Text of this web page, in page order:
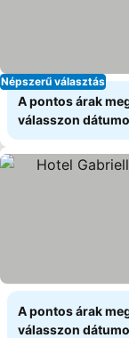
Népszerű választás
A pontos árak
válasszon
A pontos árak
válasszon